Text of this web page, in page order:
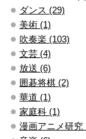
ダンス (29)
美術 (1)
吹奏楽 (103)
文芸 (4)
放送 (6)
囲碁将棋 (2)
華道 (1)
家庭科 (1)
漫画アニメ研究